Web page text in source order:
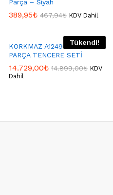
Parça – Siyah
389,95₺ 467,94₺ KDV Dahil
Tükendi!
KORKMAZ A1249 MONTANA 7
PARÇA TENCERE SETİ
14.729,00₺ 14.899,00₺ KDV
Dahil